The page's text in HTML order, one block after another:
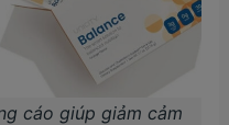
cáo giúp giảm cảm